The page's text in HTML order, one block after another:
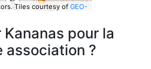
Tiles courtesy of GEO-
pour la
association ?